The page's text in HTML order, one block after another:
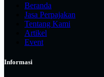
Beranda
Jasa Perpajakan
Tentang Kami
Artikel
Event
Informasi